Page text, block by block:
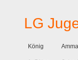
LG
König